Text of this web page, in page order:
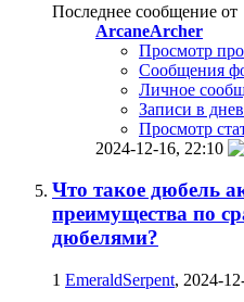
Последнее сообщение от
ArcaneArcher
Просмотр
Сообщения
Личное
Записи в
Просмотр
2024-12-16, 22:10
Что такое дюбель
преимущества по
дюбелями?
1 EmeraldSerpent, 2024-